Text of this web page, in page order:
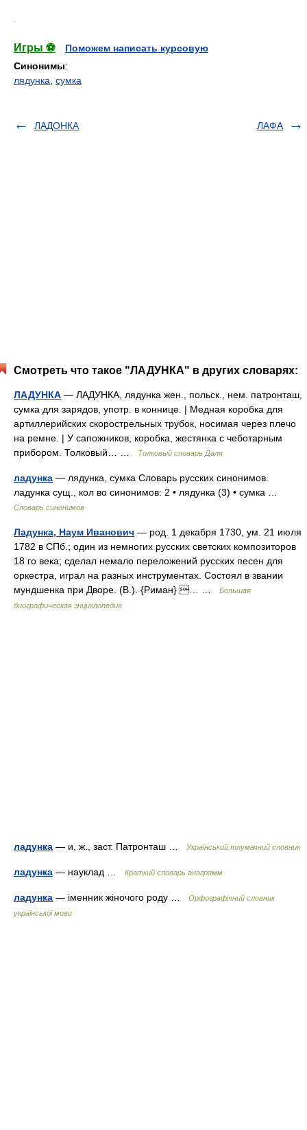
Игры ⚽
Поможем написать курсовую
Синонимы:
лядунка сумка
ЛАДОНКА ЛАФА
Смотреть что такое "ЛАДУНКА" в других словарях:
ЛАДУНКА — ЛАДУНКА, лядунка жен., польск., нем. патронташ,
сумка для зарядов, употр. в коннице. | Медная коробка для
артиллерийских скорострельных трубок, носимая через плечо
на ремне. | У сапожников, коробка, жестянка с чеботарным
прибором. Толковый… …
Толковый словарь Даля
ладунка — лядунка, сумка Словарь русских синонимов.
ладунка сущ., кол во синонимов: 2 • лядунка (3) • сумка …
Словарь синонимов
Ладунка, Наум Иванович — род. 1 декабря 1730, ум. 21 июля
1782 в СПб.; один из немногих русских светских композиторов
18 го века; сделал немало переложений русских песен для
оркестра, играл на разных инструментах. Состоял в звании
мундшенка при Дворе. (В.). {Риман} … …
Большая
биографическая энциклопедия
ладунка — и, ж., заст. Патронташ … Український тлумачний словник
ладунка — науклад … Краткий словарь анаграмм
ладунка — іменник жіночого роду …
Орфографічний словник
української мови